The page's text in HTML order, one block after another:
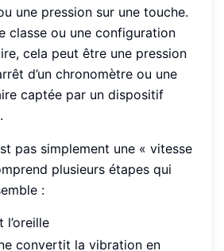
une pression sur une touche.
classe ou une configuration
cela peut être une pression
d’un chronomètre ou une
captée par un dispositif
pas simplement une « vitesse
plusieurs étapes qui
:
l’oreille
convertit la vibration en